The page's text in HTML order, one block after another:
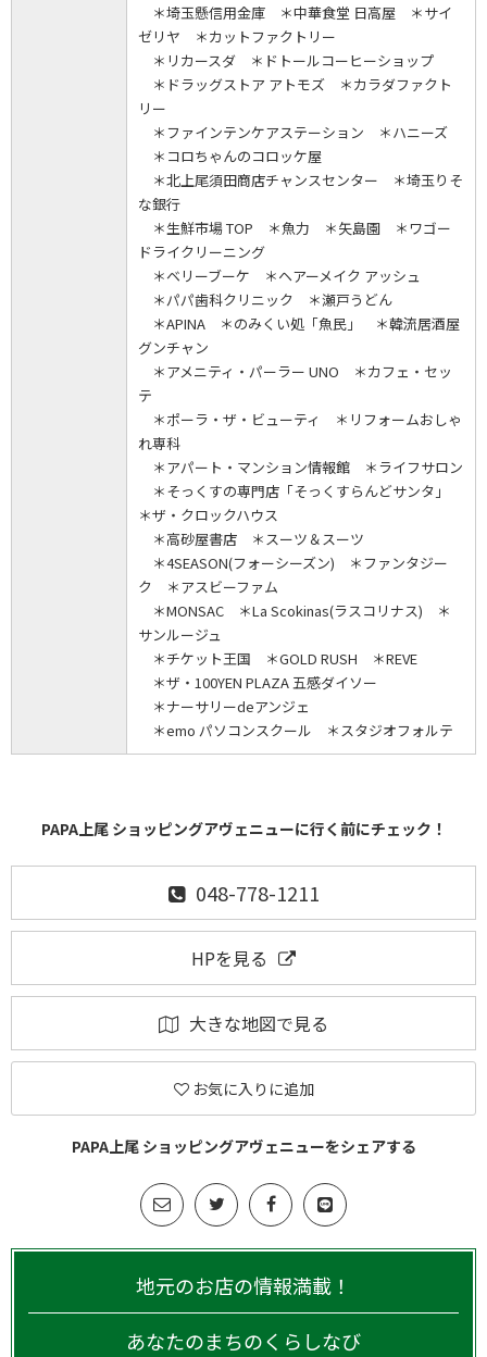
＊埼玉懸信用金庫 ＊中華食堂 日高屋 ＊サイ
ゼリヤ ＊カットファクトリー
＊リカースダ ＊ドトールコーヒーショップ
＊ドラッグストア アトモズ ＊カラダファクト
リー
＊ファインテンケアステーション ＊ハニーズ
＊コロちゃんのコロッケ屋
＊北上尾須田商店チャンスセンター ＊埼玉りそ
な銀行
＊生鮮市場 TOP ＊魚力 ＊矢島園 ＊ワゴー
ドライクリーニング
＊ベリーブーケ ＊ヘアーメイク アッシュ
＊パパ歯科クリニック ＊瀬戸うどん
＊APINA ＊のみくい処「魚民」 ＊韓流居酒屋
グンチャン
＊アメニティ・パーラー UNO ＊カフェ・セッ
テ
＊ポーラ・ザ・ビューティ ＊リフォームおしゃ
れ専科
＊アパート・マンション情報館 ＊ライフサロン
＊そっくすの専門店「そっくすらんどサンタ」
＊ザ・クロックハウス
＊高砂屋書店 ＊スーツ＆スーツ
＊4SEASON(フォーシーズン) ＊ファンタジー
ク ＊アスビーファム
＊MONSAC ＊La Scokinas(ラスコリナス) ＊
サンルージュ
＊チケット王国 ＊GOLD RUSH ＊REVE
＊ザ・100YEN PLAZA 五感ダイソー
＊ナーサリーdeアンジェ
＊emo パソコンスクール ＊スタジオフォルテ
PAPA上尾 ショッピングアヴェニューに行く前にチェック！
048-778-1211
HPを見る
大きな地図で見る
お気に入りに追加
PAPA上尾 ショッピングアヴェニューをシェアする
地元のお店の情報満載！
あなたのまちのくらしなび